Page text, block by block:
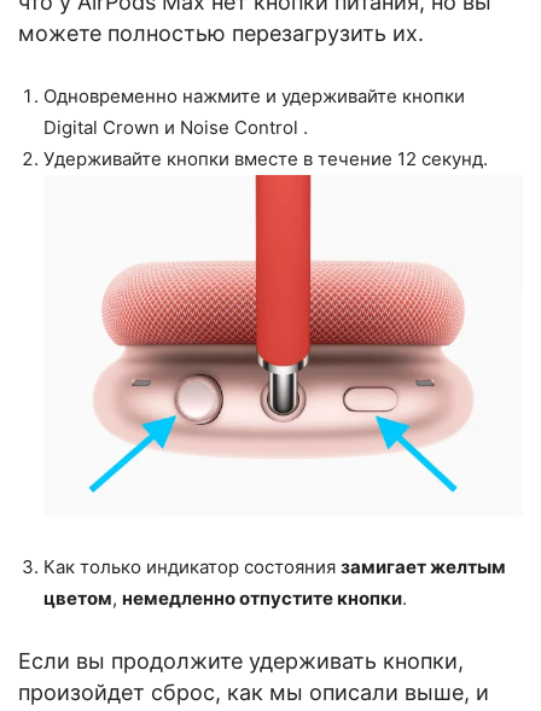
можете полностью перезагрузить их.
Одновременно нажмите и удерживайте кнопки
Digital Crown и Noise Control .
Удерживайте кнопки вместе в течение 12 секунд.
Как только индикатор состояния замигает желтым
цветом, немедленно отпустите кнопки.
Если вы продолжите удерживать кнопки,
произойдет сброс, как мы описали выше, и